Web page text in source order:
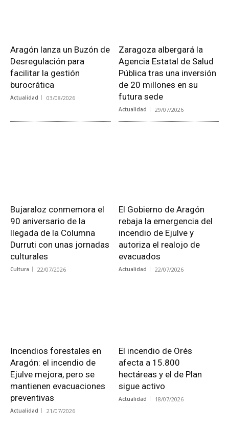
Aragón lanza un Buzón de
Desregulación para
facilitar la gestión
burocrática
Actualidad 03/08/2026
Zaragoza albergará la
Agencia Estatal de Salud
Pública tras una inversión
de 20 millones en su
futura sede
Actualidad 29/07/2026
Bujaraloz conmemora el
90 aniversario de la
llegada de la Columna
Durruti con unas jornadas
culturales
Cultura 22/07/2026
El Gobierno de Aragón
rebaja la emergencia del
incendio de Ejulve y
autoriza el realojo de
evacuados
Actualidad 22/07/2026
Incendios forestales en
Aragón: el incendio de
Ejulve mejora, pero se
mantienen evacuaciones
preventivas
Actualidad 21/07/2026
El incendio de Orés
afecta a 15.800
hectáreas y el de Plan
sigue activo
Actualidad 18/07/2026